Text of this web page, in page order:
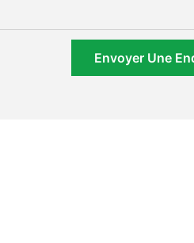
Envoyer Une